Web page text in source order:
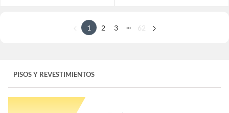
1 2 3 62
PISOS Y REVESTIMIENTOS